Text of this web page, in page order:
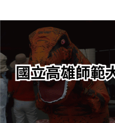
轉
要
內
容